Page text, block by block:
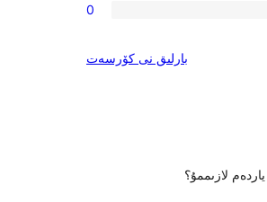
0
بارلىق ئىنكاس
نى كۆرسەت
لازىممۇ؟